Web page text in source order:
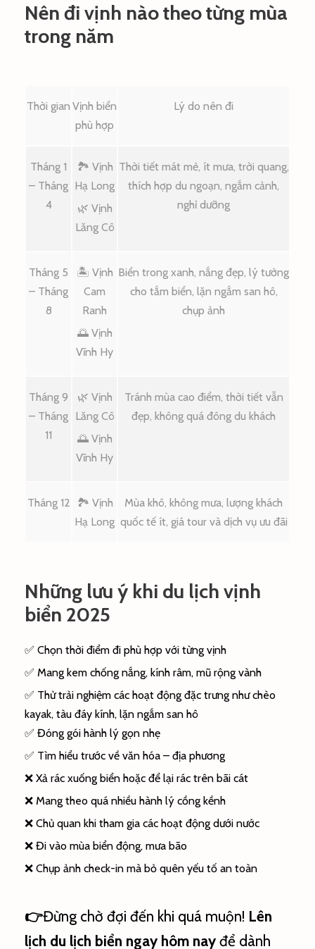
Nên đi vịnh nào theo từng mùa
trong năm
Thời gian Vịnh biển
phù hợp
Lý do nên đi
Tháng 1
– Tháng
4
🏞️ Vịnh
Hạ Long
🌿 Vịnh
Lăng Cô
Thời tiết mát mẻ, ít mưa, trời quang,
thích hợp du ngoạn, ngắm cảnh,
nghỉ dưỡng
Tháng 5
– Tháng
8
🏝️ Vịnh
Cam
Ranh
🌅 Vịnh
Vĩnh Hy
Biển trong xanh, nắng đẹp, lý tưởng
cho tắm biển, lặn ngắm san hô,
chụp ảnh
Tháng 9
– Tháng
11
🌿 Vịnh
Lăng Cô
🌅 Vịnh
Vĩnh Hy
Tránh mùa cao điểm, thời tiết vẫn
đẹp, không quá đông du khách
Tháng 12
🏞️ Vịnh
Hạ Long
Mùa khô, không mưa, lượng khách
quốc tế ít, giá tour và dịch vụ ưu đãi
Những lưu ý khi du lịch vịnh
biển 2025
✅ Chọn thời điểm đi phù hợp với từng vịnh
✅ Mang kem chống nắng, kính râm, mũ rộng vành
✅ Thử trải nghiệm các hoạt động đặc trưng như chèo
kayak, tàu đáy kính, lặn ngắm san hô
✅ Đóng gói hành lý gọn nhẹ
✅ Tìm hiểu trước về văn hóa – địa phương
❌ Xả rác xuống biển hoặc để lại rác trên bãi cát
❌ Mang theo quá nhiều hành lý cồng kềnh
❌ Chủ quan khi tham gia các hoạt động dưới nước
❌ Đi vào mùa biển động, mưa bão
❌ Chụp ảnh check-in mà bỏ quên yếu tố an toàn
👉Đừng chờ đợi đến khi quá muộn! Lên
lịch du lịch biển ngay hôm nay để dành